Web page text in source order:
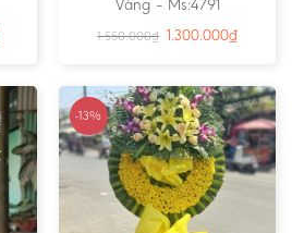
Vàng – Ms:4791
1.550.000₫ 1.300.000₫
-13%